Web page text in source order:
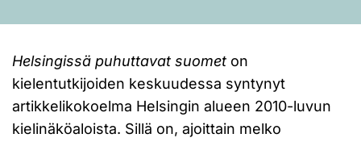
Helsingissä puhuttavat suomet on
kielentutkijoiden keskuudessa syntynyt
artikkelikokoelma Helsingin alueen 2010-luvun
kielinäköaloista. Sillä on, ajoittain melko